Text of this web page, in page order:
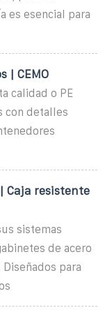
es esencial para
| CEMO
calidad o PE
con detalles
Caja resistente
sistemas
de acero
para